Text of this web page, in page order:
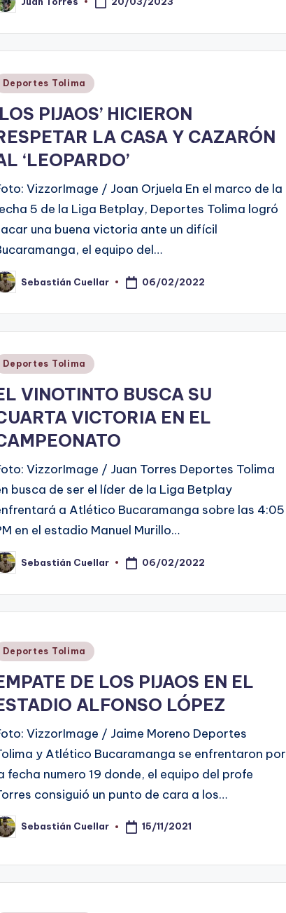
Deportes Tolima
PIJAOS’ HICIERON
LA CASA Y CAZARÓN
‘LEOPARDO’
VizzorImage / Joan Orjuela En el marco de la
5 de la Liga Betplay, Deportes Tolima logró
una buena victoria ante un difícil
el equipo del…
Sebastián Cuellar 06/02/2022
Deportes Tolima
VINOTINTO BUSCA SU
VICTORIA EN EL
VizzorImage / Juan Torres Deportes Tolima
busca de ser el líder de la Liga Betplay
a Atlético Bucaramanga sobre las 4:05
en el estadio Manuel Murillo…
Sebastián Cuellar 06/02/2022
Deportes Tolima
DE LOS PIJAOS EN EL
ALFONSO LÓPEZ
VizzorImage / Jaime Moreno Deportes
y Atlético Bucaramanga se enfrentaron por
fecha numero 19 donde, el equipo del profe
consiguió un punto de cara a los…
Sebastián Cuellar 15/11/2021